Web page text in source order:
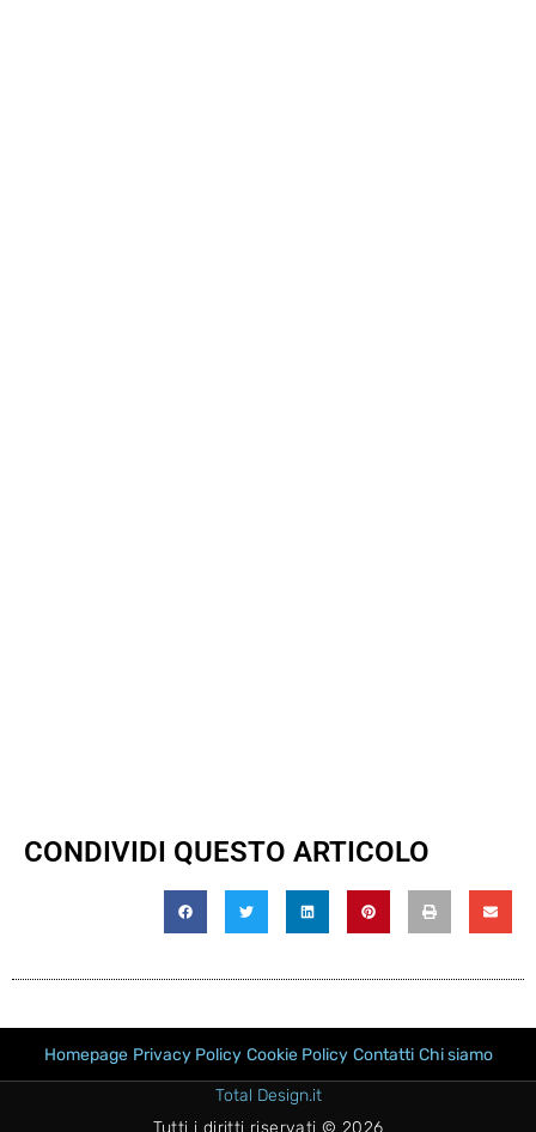
CONDIVIDI QUESTO ARTICOLO
Homepage Privacy Policy Cookie Policy Contatti Chi siamo
Total Design.it